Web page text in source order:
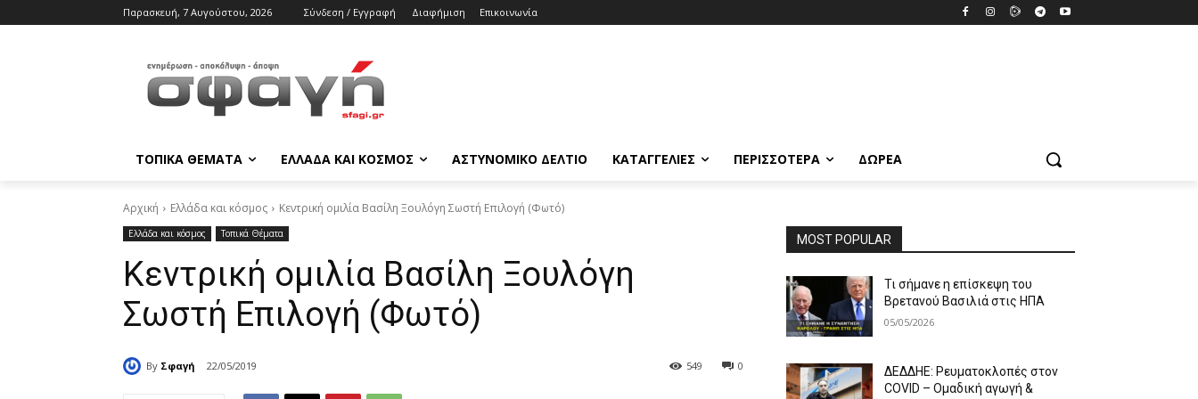
Παρασκευή, 7 Αυγούστου, 2026 Σύνδεση / Εγγραφή Διαφήμιση Επικοινωνία
ΤΟΠΙΚΑ ΘΕΜΑΤΑ ΕΛΛΑΔΑ ΚΑΙ ΚΟΣΜΟΣ ΑΣΤΥΝΟΜΙΚΟ ΔΕΛΤΙΟ ΚΑΤΑΓΓΕΛΙΕΣ ΠΕΡΙΣΣΟΤΕΡΑ ΔΩΡΕΆ
Αρχική Ελλάδα και κόσμος Κεντρική ομιλία Βασίλη Ξουλόγη Σωστή Επιλογή (Φωτό)
Ελλάδα και κόσμος Τοπικά Θέματα
Κεντρική ομιλία Βασίλη Ξουλόγη
Σωστή Επιλογή (Φωτό)
By Σφαγή 22/05/2019 0
549
MOST POPULAR
Τι σήμανε η επίσκεψη του
Βρετανού Βασιλιά στις ΗΠΑ
05/05/2026
ΔΕΔΔΗΕ: Ρευματοκλοπές στον
COVID – Ομαδική αγωγή &